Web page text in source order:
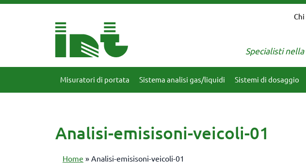
Chi
Specialisti
Misuratori di portata Sistema analisi gas/liquidi Sistemi di dosaggio
Analisi-emisisoni-veicoli-01
Home » Analisi-emisisoni-veicoli-01